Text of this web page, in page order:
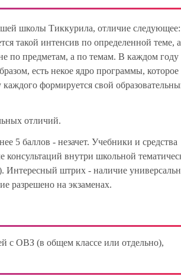
школы Тиккурила, отличие следующее:
такой интенсив по определенной теме,
по предметам, а по темам. В каждом году
есть некое ядро программы, которое
формируется свой
отличий.
5 баллов - незачет. Учебники и средства
внутри школьной
Интересный штрих - наличие
разрешено на экзаменах.
с ОВЗ (в общем классе или отдельно),